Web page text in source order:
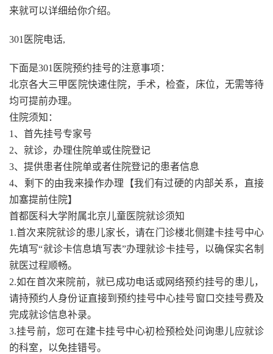
来就可以详细给你介绍。
301医院电话,
下面是301医院预约挂号的注意事项：
北京各大三甲医院快速住院，手术，检查，床位，无需等待
均可提前办理。
住院须知：
1、首先挂号专家号
2、就诊，办理住院单或住院登记
3、提供患者住院单或者住院登记的患者信息
4、剩下的由我来操作办理【我们有过硬的内部关系，直接
加塞提前住院】
首都医科大学附属北京儿童医院就诊须知
1.首次来院就诊的患儿家长，请在门诊楼北侧建卡挂号中心
先填写“就诊卡信息填写表”办理就诊卡挂号，以确保实名制
就医过程顺畅。
2.如在首次来院前，就已成功电话或网络预约挂号的患儿，
请持预约人身份证直接到预约挂号中心挂号窗口交挂号费及
完成就诊信息补录。
3.挂号前，您可在建卡挂号中心初检预检处问询患儿应就诊
的科室，以免挂错号。